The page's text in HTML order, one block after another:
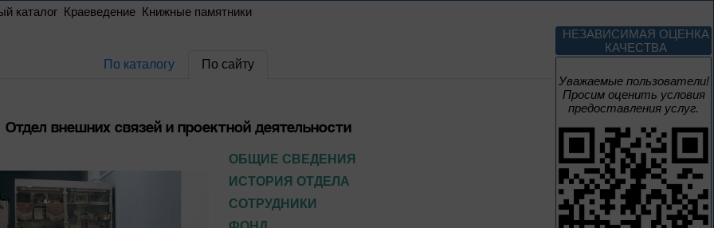
каталог Краеведение Книжные памятники
По каталогу По сайту
Отдел внешних связей и проектной деятельности
ОБЩИЕ СВЕДЕНИЯ
ИСТОРИЯ ОТДЕЛА
СОТРУДНИКИ
НЕЗАВИСИМАЯ ОЦЕНКА
КАЧЕСТВА
Уважаемые пользователи!
Просим оценить условия
предоставления услуг.
Полёт над
столетиями
Орла
1 – 31 августа
Леонид Андреев:
взгляд из XXI века